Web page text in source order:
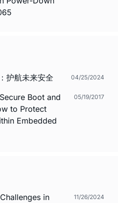
护航未来安全 04/25/2024
Boot and
to Protect
Embedded
05/19/2017
in
11/26/2024